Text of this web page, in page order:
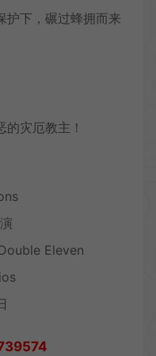
护下，碾过蜂拥而来
灾厄教主！
Eleven